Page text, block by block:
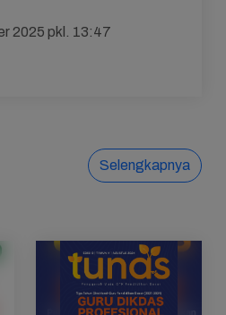
2025 pkl. 13:47
Selengkapnya